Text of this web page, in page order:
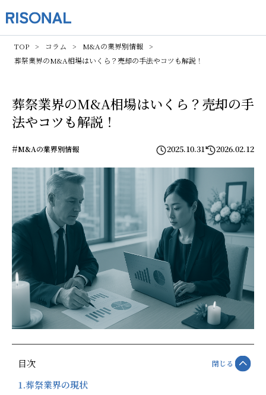
TOP コラム
M&Aの業界別情報
葬祭業界のM&A相場はいくら？売却の手法やコツも解説！
葬祭業界のM&A相場はいくら？売却の手
法やコツも解説！
#M&Aの業界別情報 2025.10.31 2026.02.12
目次 閉じる
1.葬祭業界の現状